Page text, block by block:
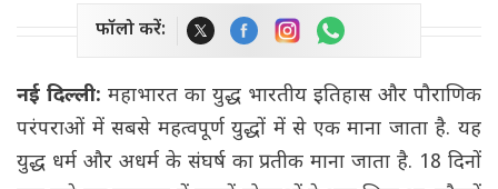
फॉलो करें:
नई दिल्ली: महाभारत का युद्ध भारतीय इतिहास और पौराणिक
परंपराओं में सबसे महत्वपूर्ण युद्धों में से एक माना जाता है. यह
युद्ध धर्म और अधर्म के संघर्ष का प्रतीक माना जाता है. 18 दिनों